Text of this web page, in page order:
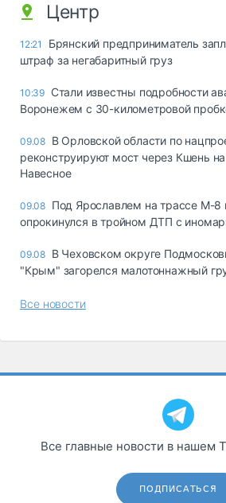
Центр
12:21
Брянский предприниматель
штраф за негабаритный груз
10:39 Стали известны подробности
Воронежем с 30-километровой
09.08 В Орловской области по
реконструируют мост через Кшень
Навесное
09.08 Под Ярославлем на трассе М-8
опрокинулся в тройном ДТП с
09.08 В Чеховском округе
"Крым" загорелся малотоннажный
Все новости
Все главные новости в нашем
ПОДПИСАТЬСЯ